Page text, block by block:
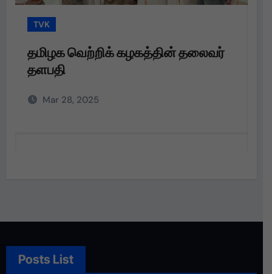
TVK
தமிழக வெற்றிக் கழகத்தின் தலைவர்
தளபதி அவர்களின்
Posts List